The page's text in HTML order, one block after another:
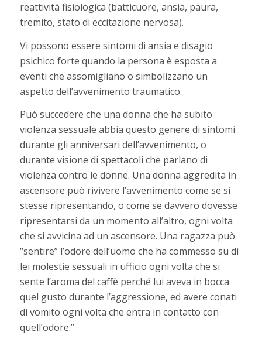
reattività fisiologica (batticuore, ansia, paura,
tremito, stato di eccitazione nervosa).
Vi possono essere sintomi di ansia e disagio
psichico forte quando la persona è esposta a
eventi che assomigliano o simbolizzano un
aspetto dell’avvenimento traumatico.
Può succedere che una donna che ha subito
violenza sessuale abbia questo genere di sintomi
durante gli anniversari dell’avvenimento, o
durante visione di spettacoli che parlano di
violenza contro le donne. Una donna aggredita in
ascensore può rivivere l’avvenimento come se si
stesse ripresentando, o come se davvero dovesse
ripresentarsi da un momento all’altro, ogni volta
che si avvicina ad un ascensore. Una ragazza può
“sentire” l’odore dell’uomo che ha commesso su di
lei molestie sessuali in ufficio ogni volta che si
sente l’aroma del caffè perché lui aveva in bocca
quel gusto durante l’aggressione, ed avere conati
di vomito ogni volta che entra in contatto con
quell’odore.”